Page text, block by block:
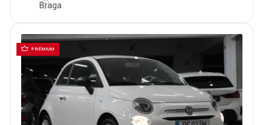
Braga
PRÉMIUM